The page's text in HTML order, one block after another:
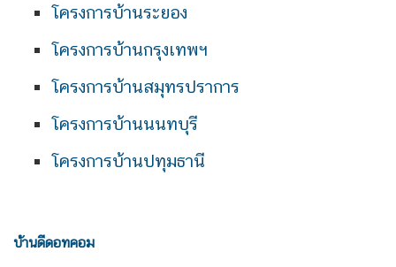
โครงการบ้านระยอง
โครงการบ้านกรุงเทพฯ
โครงการบ้านสมุทรปราการ
โครงการบ้านนนทบุรี
โครงการบ้านปทุมธานี
บ้านดีดอทคอม